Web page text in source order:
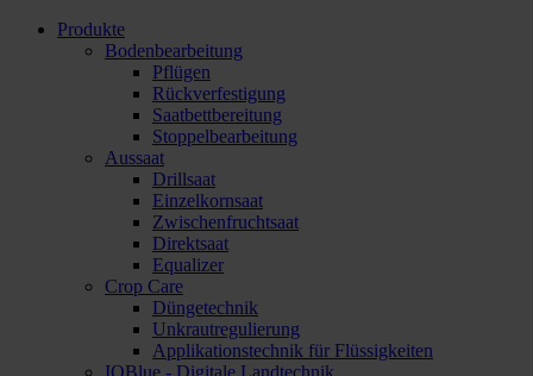
Produkte
Bodenbearbeitung
Pflügen
Rückverfestigung
Saatbettbereitung
Stoppelbearbeitung
Aussaat
Drillsaat
Einzelkornsaat
Zwischenfruchtsaat
Direktsaat
Equalizer
Crop Care
Düngetechnik
Unkrautregulierung
Applikationstechnik für Flüssigkeiten
IQBlue - Digitale Landtechnik